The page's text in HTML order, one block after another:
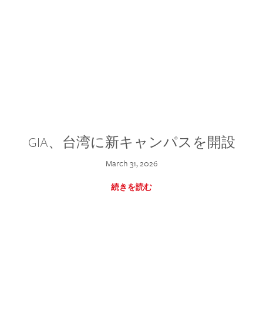
GIA、台湾に新キャンパスを開設
March 31, 2026
続きを読む